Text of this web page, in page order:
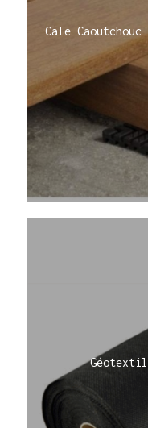
Cale Caoutchouc